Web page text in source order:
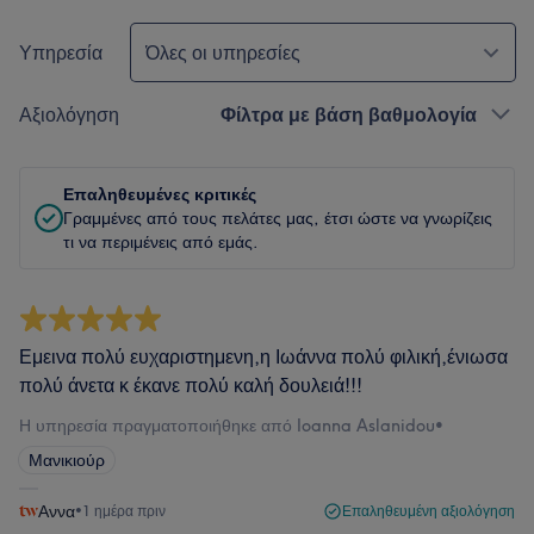
Υπηρεσία Όλες οι υπηρεσίες
Αξιολόγηση Φίλτρα με βάση βαθμολογία
Επαληθευμένες κριτικές
Γραμμένες από τους πελάτες μας, έτσι ώστε να γνωρίζεις
τι να περιμένεις από εμάς.
Εμεινα πολύ ευχαριστημενη,η Ιωάννα πολύ φιλική,ένιωσα
πολύ άνετα κ έκανε πολύ καλή δουλειά!!!
Η υπηρεσία πραγματοποιήθηκε από Ioanna Aslanidou•
Μανικιούρ
Αννα•1 ημέρα πριν Επαληθευμένη αξιολόγηση